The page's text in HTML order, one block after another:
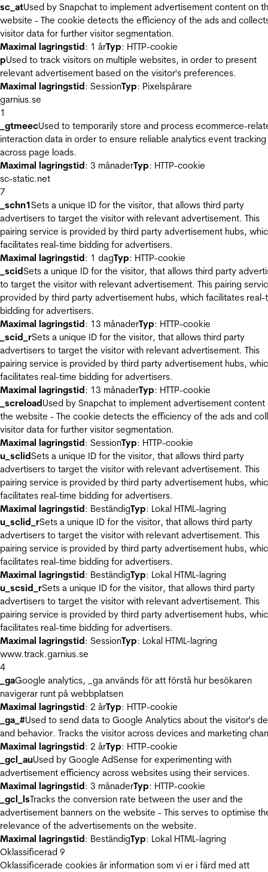
sc_atUsed by Snapchat to implement advertisement content on
website - The cookie detects the efficiency of the ads and
visitor data for further visitor segmentation.
Maximal lagringstid: 1 årTyp: HTTP-cookie
pUsed to track visitors on multiple websites, in order to present
relevant advertisement based on the visitor's preferences.
Maximal lagringstid: SessionTyp: Pixelspårare
garnius.se
1
_gtmeecUsed to temporarily store and process ecommerce-
interaction data in order to ensure reliable analytics event tracking
across page loads.
Maximal lagringstid: 3 månaderTyp: HTTP-cookie
sc-static.net
7
_schn1Sets a unique ID for the visitor, that allows third party
advertisers to target the visitor with relevant advertisement. This
pairing service is provided by third party advertisement hubs,
facilitates real-time bidding for advertisers.
Maximal lagringstid: 1 dagTyp: HTTP-cookie
_scidSets a unique ID for the visitor, that allows third party
to target the visitor with relevant advertisement. This pairing
provided by third party advertisement hubs, which facilitates real-
bidding for advertisers.
Maximal lagringstid: 13 månaderTyp: HTTP-cookie
_scid_rSets a unique ID for the visitor, that allows third party
advertisers to target the visitor with relevant advertisement. This
pairing service is provided by third party advertisement hubs,
facilitates real-time bidding for advertisers.
Maximal lagringstid: 13 månaderTyp: HTTP-cookie
_screloadUsed by Snapchat to implement advertisement content
the website - The cookie detects the efficiency of the ads and
visitor data for further visitor segmentation.
Maximal lagringstid: SessionTyp: HTTP-cookie
u_sclidSets a unique ID for the visitor, that allows third party
advertisers to target the visitor with relevant advertisement. This
pairing service is provided by third party advertisement hubs,
facilitates real-time bidding for advertisers.
Maximal lagringstid: BeständigTyp: Lokal HTML-lagring
u_sclid_rSets a unique ID for the visitor, that allows third party
advertisers to target the visitor with relevant advertisement. This
pairing service is provided by third party advertisement hubs,
facilitates real-time bidding for advertisers.
Maximal lagringstid: BeständigTyp: Lokal HTML-lagring
u_scsid_rSets a unique ID for the visitor, that allows third party
advertisers to target the visitor with relevant advertisement. This
pairing service is provided by third party advertisement hubs,
facilitates real-time bidding for advertisers.
Maximal lagringstid: SessionTyp: Lokal HTML-lagring
www.track.garnius.se
4
_gaGoogle analytics, _ga används för att förstå hur besökaren
navigerar runt på webbplatsen
Maximal lagringstid: 2 årTyp: HTTP-cookie
_ga_#Used to send data to Google Analytics about the visitor's
and behavior. Tracks the visitor across devices and marketing
Maximal lagringstid: 2 årTyp: HTTP-cookie
_gcl_auUsed by Google AdSense for experimenting with
advertisement efficiency across websites using their services.
Maximal lagringstid: 3 månaderTyp: HTTP-cookie
_gcl_lsTracks the conversion rate between the user and the
advertisement banners on the website - This serves to optimise
relevance of the advertisements on the website.
Maximal lagringstid: BeständigTyp: Lokal HTML-lagring
Oklassificerad 9
Oklassificerade cookies är information som vi er i färd med att